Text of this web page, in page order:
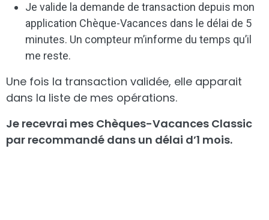
Je valide la demande de transaction depuis mon
application Chèque-Vacances dans le délai de 5
minutes. Un compteur m’informe du temps qu’il
me reste.
Une fois la transaction validée, elle apparait
dans la liste de mes opérations.
Je recevrai mes Chèques-Vacances Classic
par recommandé dans un délai d’1 mois.